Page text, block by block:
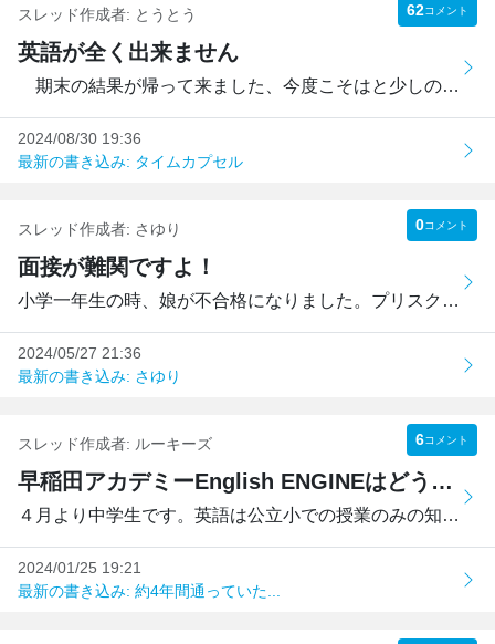
スレッド作成者: とうとう 62コメント
英語が全く出来ません
期末の結果が帰って来ました、今度こそはと少しの期待もし...
2024/08/30 19:36
最新の書き込み: タイムカプセル
スレッド作成者: さゆり 0コメント
面接が難関ですよ！
小学一年生の時、娘が不合格になりました。プリスクール卒後...
2024/05/27 21:36
最新の書き込み: さゆり
スレッド作成者: ルーキーズ 6コメント
早稲田アカデミーEnglish ENGINEはどうですか？
４月より中学生です。英語は公立小での授業のみの知識です。E...
2024/01/25 19:21
最新の書き込み: 約4年間通っていた...